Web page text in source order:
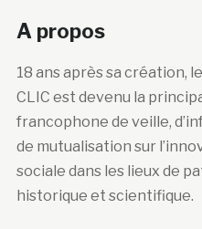
A propos
18 ans après sa création,
CLIC est devenu la
francophone de veille,
de mutualisation sur
sociale dans les lieux de
historique et scientifique.